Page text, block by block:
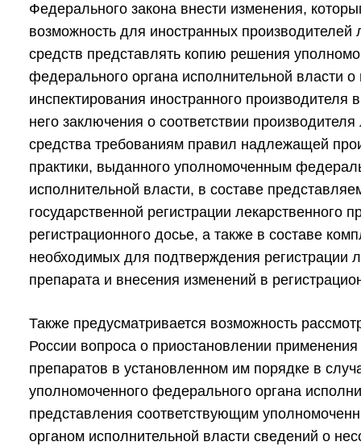
Федерального закона внести изменения,
возможность для иностранных производителей
средств представлять копию решения
федерального органа исполнительной власти
инспектирования иностранного производителя
него заключения о соответствии производителя
средства требованиям правил надлежащей
практики, выданного уполномоченным
исполнительной власти, в составе
государственной регистрации лекарственного
регистрационного досье, а также в составе
необходимых для подтверждения регистрации
препарата и внесения изменений в
Также предусматривается возможность
России вопроса о приостановлении
препаратов в установленном им порядке в
уполномоченного федерального органа
представления соответствующим
органом исполнительной власти сведений о